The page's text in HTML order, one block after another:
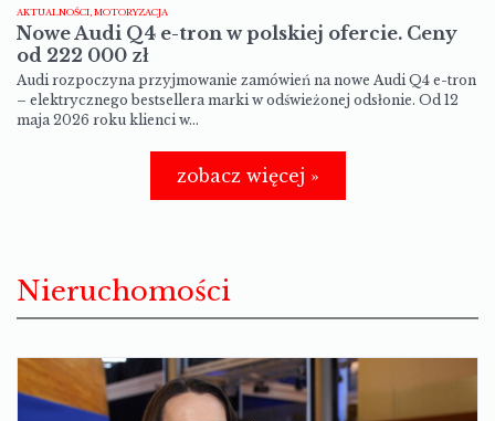
AKTUALNOŚCI, MOTORYZACJA
Nowe Audi Q4 e-tron w polskiej ofercie. Ceny
od 222 000 zł
Audi rozpoczyna przyjmowanie zamówień na nowe Audi Q4 e-tron
– elektrycznego bestsellera marki w odświeżonej odsłonie. Od 12
maja 2026 roku klienci w…
zobacz więcej »
Nieruchomości